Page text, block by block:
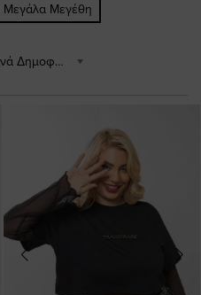
Μεγάλα Μεγέθη
Ταξινόμηση ανά Δημοφιλέστερα